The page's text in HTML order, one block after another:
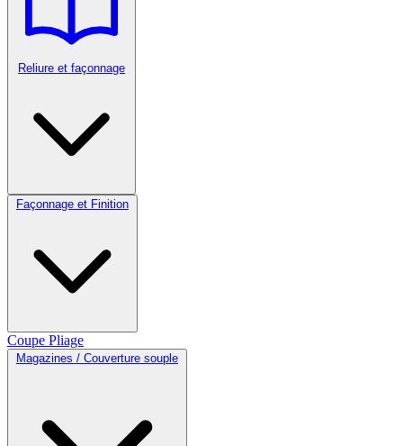
Reliure et façonnage
Façonnage et Finition
Coupe Pliage
Magazines / Couverture souple